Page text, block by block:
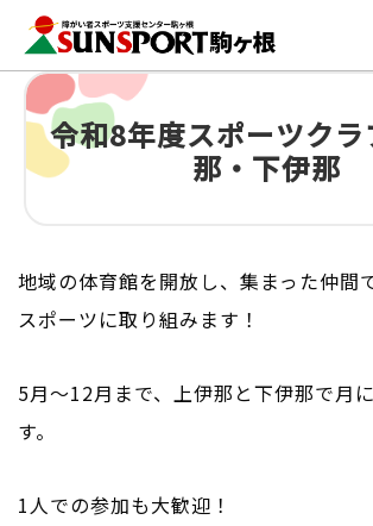
令和8年度スポーツク
那・下伊那
地域の体育館を開放し、集まった仲間
スポーツに取り組みます！
5月～12月まで、上伊那と下伊那で月
す。​
1人での参加も大歓迎！